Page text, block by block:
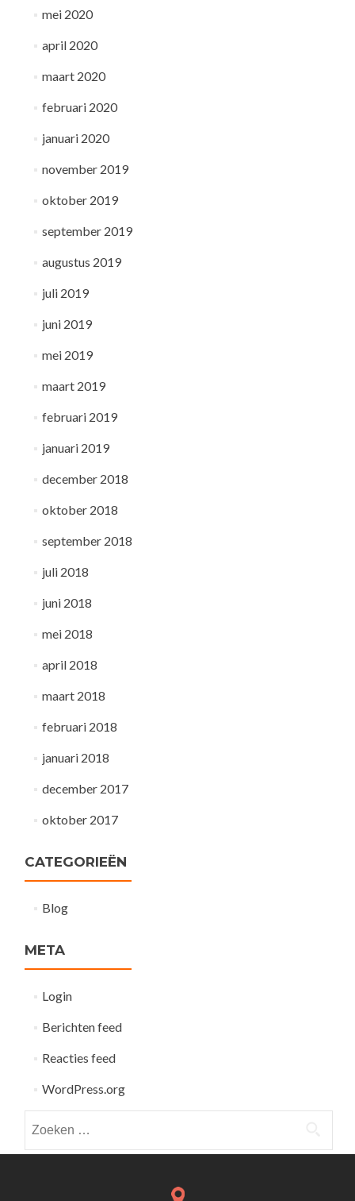
mei 2020
april 2020
maart 2020
februari 2020
januari 2020
november 2019
oktober 2019
september 2019
augustus 2019
juli 2019
juni 2019
mei 2019
maart 2019
februari 2019
januari 2019
december 2018
oktober 2018
september 2018
juli 2018
juni 2018
mei 2018
april 2018
maart 2018
februari 2018
januari 2018
december 2017
oktober 2017
CATEGORIEËN
Blog
META
Login
Berichten feed
Reacties feed
WordPress.org
naar: